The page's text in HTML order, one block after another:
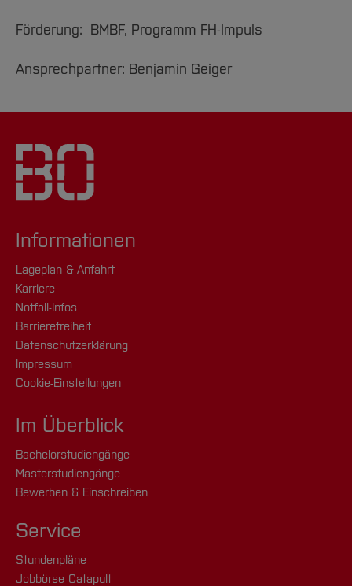
Förderung: BMBF, Programm FH-Impuls
Ansprechpartner: Benjamin Geiger
Informationen
Lageplan & Anfahrt
Karriere
Notfall-Infos
Barrierefreiheit
Datenschutzerklärung
Impressum
Cookie-Einstellungen
Im Überblick
Bachelorstudiengänge
Masterstudiengänge
Bewerben & Einschreiben
Service
Stundenpläne
Jobbörse Catapult